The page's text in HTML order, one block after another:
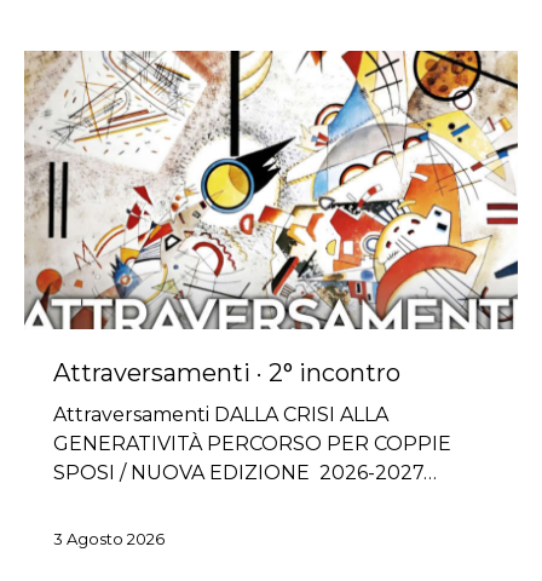
Attraversamenti · 2° incontro
Attraversamenti DALLA CRISI ALLA
GENERATIVITÀ PERCORSO PER COPPIE
SPOSI / NUOVA EDIZIONE 2026-2027…
3 Agosto 2026